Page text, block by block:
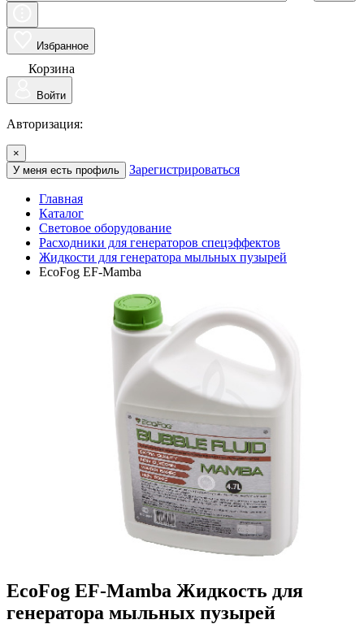
Избранное
Корзина
Войти
Авторизация:
×
У меня есть профиль
Зарегистрироваться
Главная
Каталог
Световое оборудование
Расходники для генераторов спецэффектов
Жидкости для генератора мыльных пузырей
EcoFog EF-Mamba
EcoFog EF-Mamba Жидкость для
генератора мыльных пузырей